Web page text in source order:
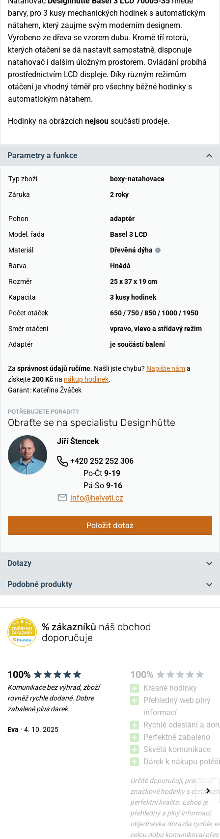
barvy, pro 3 kusy mechanických hodinek s automatickým
nátahem, který zaujme svým moderním designem.
Vyrobeno ze dřeva se vzorem dubu. Kromě tří rotorů,
kterých otáčení se dá nastavit samostatně, disponuje
natahovač i dalším úložným prostorem. Ovládání probíhá
prostřednictvím LCD displeje. Díky různým režimům
otáčení je vhodný téměř pro všechny běžné hodinky s
automatickým nátahem.
Hodinky na obrázcích nejsou součástí prodeje.
Parametry a funkce
Typ zboží
boxy-natahovace
Záruka
2 roky
Pohon
adaptér
Model. řada
Basel 3 LCD
Materiál
Dřevěná dýha
Barva
Hnědá
Rozměr
25 x 37 x 19 cm
Kapacita
3 kusy hodinek
Počet otáček
650 / 750 / 850 / 1000 / 1950
Směr otáčení
vpravo, vlevo a střídavý režim
Adaptér
je součástí balení
Za správnost údajů ručíme. Našli jste chybu? Napište náma
získejte200 Kč na nákup hodinek.
Garant: Kateřina Žváček
POTŘEBUJETE PORADIT?
Obraťte se na specialistu Designhütte
Jiří Štencek
+420 252 252 306
Po-Čt 9-19
Pá-So 9-16
info@helveti.cz
Položit dotaz
Dotazy
Máte otázku? Zanechte nám komentář
Přidat dotaz
Podobné produkty
Tubix 70005-140
Natahovač Designhütte
Urban 70005-138
Skladem v úterý 11. 8. u vás
5 200 Kč
% zákazníků náš obchod
doporučuje
100%
Komunikace bez výhrad, zboží
rovněž rychle dodané. Dobre
zabalené plus darek.
Eva • 4. 10. 2025
100%
Krásné hodinky
Přehledný web plný
informací
Rychlé odeslání a
Perfektně zabaleno
Skvělá komunikace
Dárek k nákupu
Určitě doporučuji, prodávají
značkové hodinky s
perfektní kvalita. Eshop je
přehledný a plný informací,
objednávka dorazila rychle,
celou dobu komunikoval přes